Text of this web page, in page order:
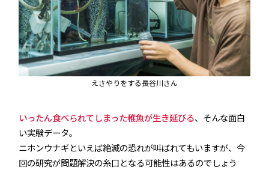
えさやりをする長谷川さん
いったん食べられてしまった稚魚が生き延びる、そんな面白
い実験データ。
ニホンウナギといえば絶滅の恐れが叫ばれてもいますが、今
回の研究が問題解決の糸口となる可能性はあるのでしょう